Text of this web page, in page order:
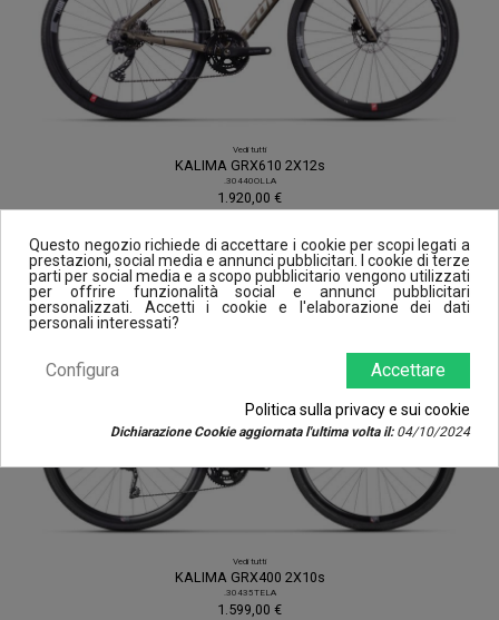
Vedi tutti
KALIMA GRX610 2X12s
.30440OLLA
1.920,00 €
Vedi tutti
KALIMA GRX400 2X10s
.30435TELA
1.599,00 €
Questo negozio richiede di accettare i cookie per scopi legati a
prestazioni, social media e annunci pubblicitari. I cookie di terze
parti per social media e a scopo pubblicitario vengono utilizzati
per offrire funzionalità social e annunci pubblicitari
personalizzati. Accetti i cookie e l'elaborazione dei dati
personali interessati?
Accettare
Configura
Politica sulla privacy e sui cookie
Dichiarazione Cookie aggiornata l'ultima volta il:04/10/2024